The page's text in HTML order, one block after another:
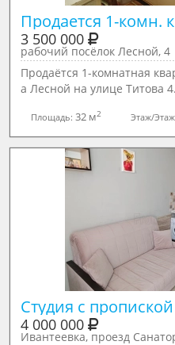
3 500 000
рабочий посёлок Лесной, 4
Продаётся 1-комнатная
а Лесной на улице Титова
Площадь:32 м2 Этаж/
Студия с
4 000 000
Ивантеевка, проезд